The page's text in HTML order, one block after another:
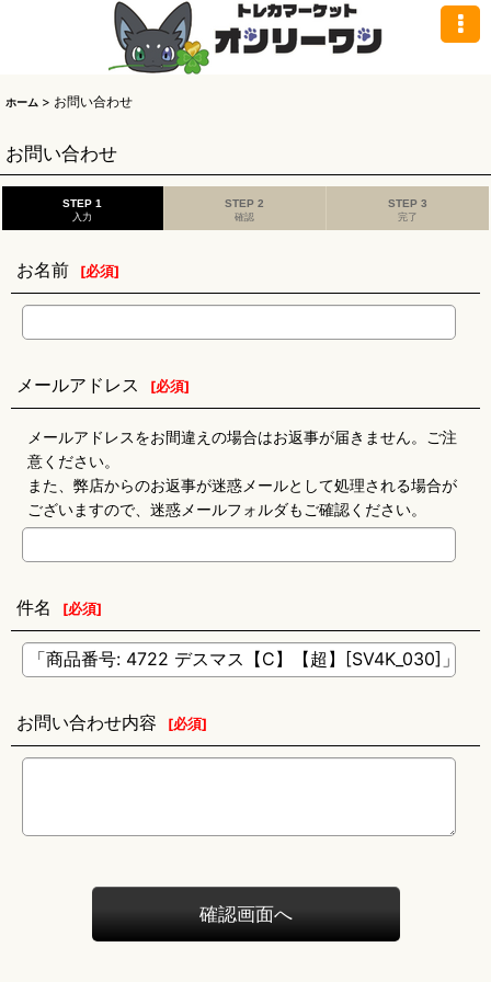
ホーム > お問い合わせ
お問い合わせ
STEP 1
入力
STEP 2
確認
STEP 3
完了
お名前 [必須]
メールアドレス [必須]
メールアドレスをお間違えの場合はお返事が届きません。ご注
意ください。
また、弊店からのお返事が迷惑メールとして処理される場合が
ございますので、迷惑メールフォルダもご確認ください。
件名 [必須]
お問い合わせ内容 [必須]
確認画面へ